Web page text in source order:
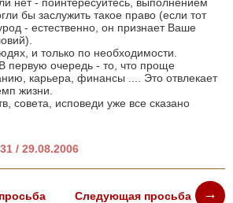
нет - поинтересуйтесь, выполнением
бы заслужить такое право (если тот
- естественно, он признает Ваше
и только по необходимости.
первую очередь - то, что проще
карьера, финансы .... Это отвлекает
жизни.
совета, исповеди уже все сказано
/ 29.08.2006
Следующая просьба